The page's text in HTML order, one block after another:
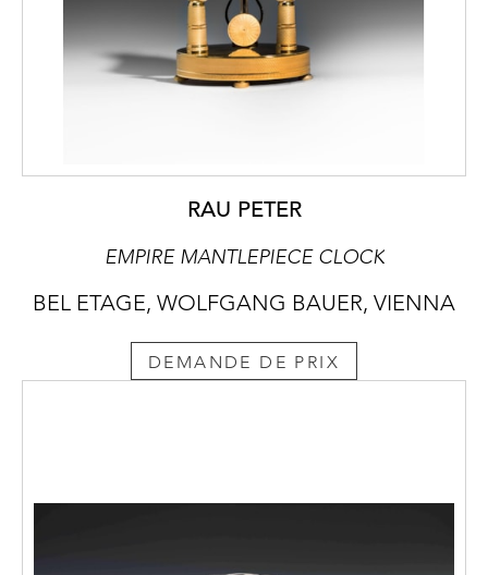
RAU PETER
EMPIRE MANTLEPIECE CLOCK
BEL ETAGE, WOLFGANG BAUER, VIENNA
DEMANDE DE PRIX